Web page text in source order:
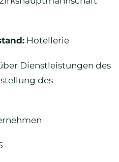
Hotellerie
Dienstleistungen des
des